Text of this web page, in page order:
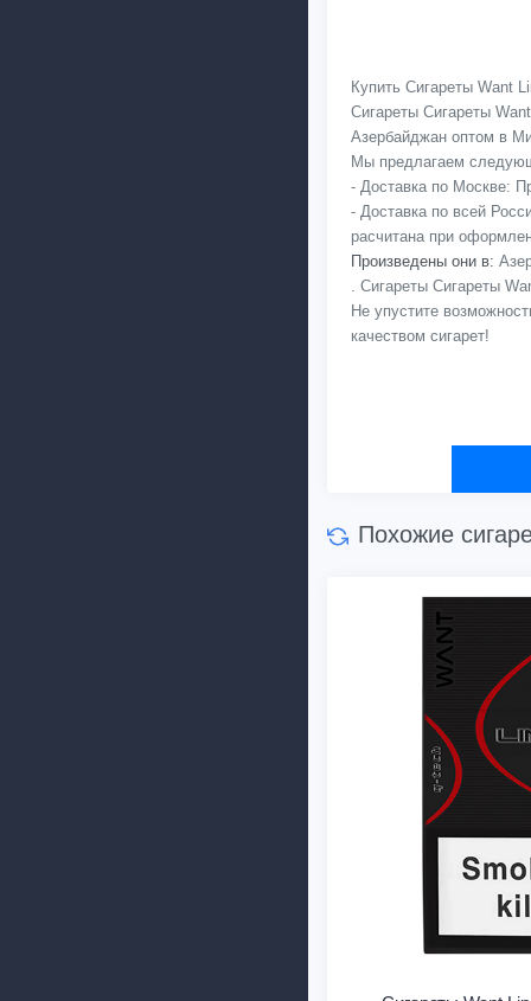
Купить Сигареты Want
Сигареты Сигареты
Азербайджан оптом в
Мы предлагаем
- Доставка по Москве:
- Доставка по всей
расчитана при
Произведены они в:
. Сигареты Сигареты
Не упустите
качеством сигарет!
Похожие